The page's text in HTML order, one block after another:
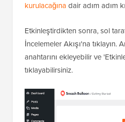
kurulacağına dair adım adım
Etkinleştirdikten sonra, sol
İncelemeler Akışı'na tıklayın.
anahtarını ekleyebilir ve
tıklayabilirsiniz.